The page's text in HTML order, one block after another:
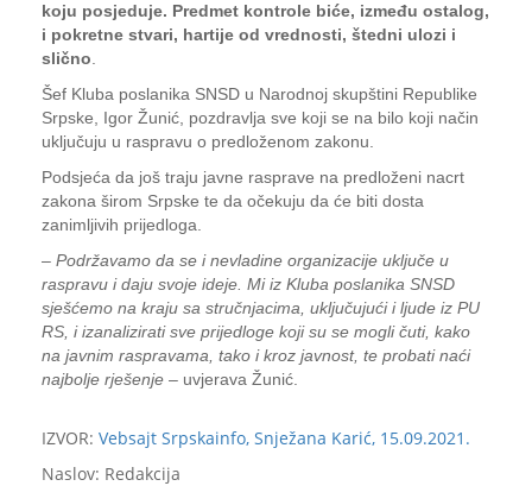
koju posjeduje. Predmet kontrole biće, između ostalog,
i pokretne stvari, hartije od vrednosti, štedni ulozi i
slično
Šef Kluba poslanika SNSD u Narodnoj skupštini Republike
Srpske, Igor Žunić, pozdravlja sve koji se na bilo koji način
uključuju u raspravu o predloženom zakonu.
Podsjeća da još traju javne rasprave na predloženi nacrt
zakona širom Srpske te da očekuju da će biti dosta
zanimljivih prijedloga.
– Podržavamo da se i nevladine organizacije uključe u
raspravu i daju svoje ideje. Mi iz Kluba poslanika SNSD
sješćemo na kraju sa stručnjacima, uključujući i ljude iz PU
RS, i izanalizirati sve prijedloge koji su se mogli čuti, kako
na javnim raspravama, tako i kroz javnost, te probati naći
najbolje rješenje – uvjerava Žunić.
IZVOR: Vebsajt Srpskainfo, Snježana Karić, 15.09.2021.
Naslov: Redakcija